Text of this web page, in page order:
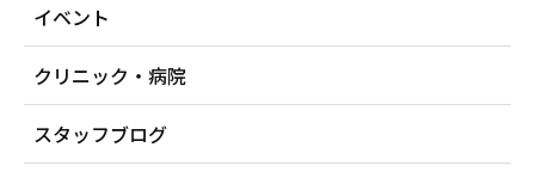
イベント
クリニック・病院
スタッフブログ